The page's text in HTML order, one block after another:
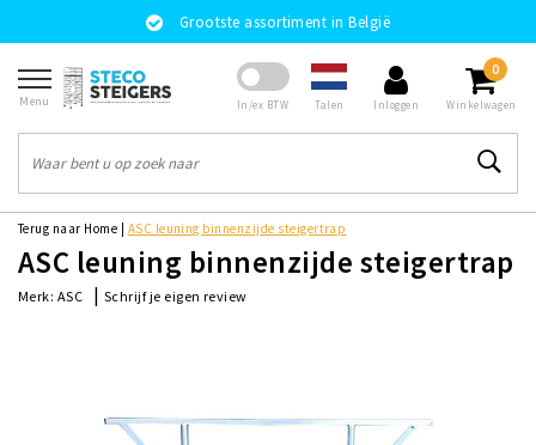
Grootste assortiment in België
Menu In/ex BTW Talen Inloggen
0
Winkelwagen
Terug naar Home ASC leuning binnenzijde steigertrap
ASC leuning binnenzijde steigertrap
Merk: ASC | Schrijf je eigen review